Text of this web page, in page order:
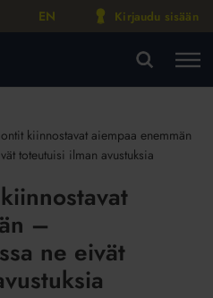
EN Kirjaudu sisään
kiinnostavat aiempaa enemmän
toteutuisi ilman avustuksia
–
ne eivät